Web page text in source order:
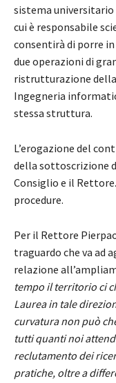
sistema universitario
cui è responsabile
consentirà di porre
due operazioni di
ristrutturazione della
Ingegneria
stessa struttura.
L’erogazione del
della sottoscrizione
Consiglio e il
procedure.
Per il Rettore
traguardo che va ad
relazione
tempo il territorio ci
Laurea in tale
curvatura non può
tutti quanti noi
reclutamento dei
pratiche, oltre a